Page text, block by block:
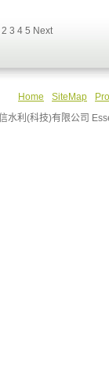
2 3 4 5 Next
Home SiteMap
水利(科技)有限公司